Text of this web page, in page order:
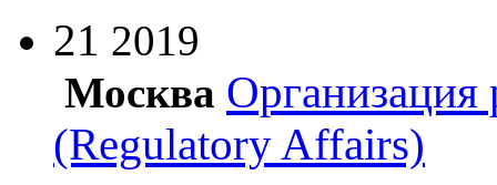
21 2019
Москва Организация
(Regulatory Affairs)